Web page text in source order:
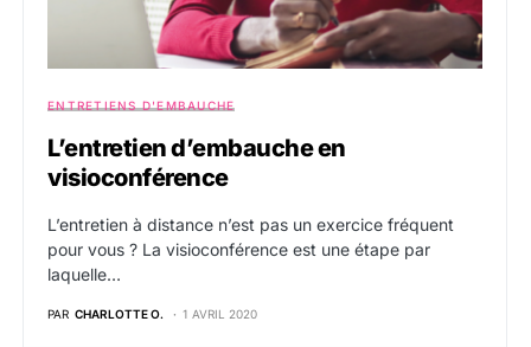
ENTRETIENS D'EMBAUCHE
L’entretien d’embauche en
visioconférence
L’entretien à distance n’est pas un exercice fréquent
pour vous ? La visioconférence est une étape par
laquelle…
PAR CHARLOTTE O. 1 AVRIL 2020